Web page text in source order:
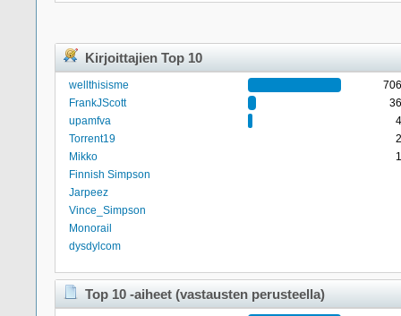
Kirjoittajien Top 10
wellthisisme
FrankJScott
upamfva
Torrent19
Mikko
Finnish Simpson
Jarpeez
Vince_Simpson
Monorail
dysdylcom
Top 10 -aiheet (vastausten perusteella)